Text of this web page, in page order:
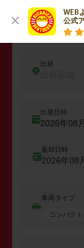
WEB
公式
出発
出発日時
2026年08
返却日時
2026年08
車両タイプ
コンパクト